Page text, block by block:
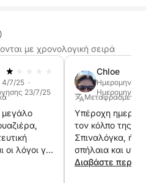
με χρονολογική σειρά
4/7/25 ·
23/7/25
μεγάλο
λόγοι για
Chloe
Ημερομηνία
Ημερομηνία
Μεταφρασμένο
Υπέροχη
τον κόλπο της
Σπιναλόγκα,
σπήλαια και
μεσημεριανό.
Διαβάστε